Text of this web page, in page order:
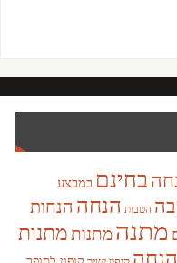
בחינם במבצע
הטבות הנחה הנחות
מתנהמתנותמתנות